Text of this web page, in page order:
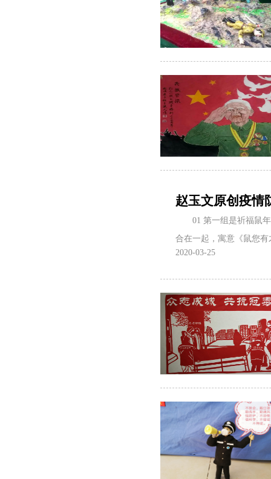
赵玉文原创疫情
01 第一组是祈福鼠
合在一起，寓意《鼠您
2020-03-25